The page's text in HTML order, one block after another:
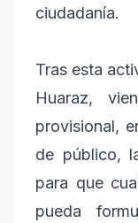
ciudadanía.
Tras esta
Huaraz,
provisional,
de público,
para que
pueda